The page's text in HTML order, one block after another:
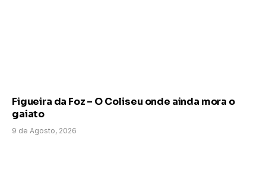
Figueira da Foz – O Coliseu onde ainda mora o
gaiato
9 de Agosto, 2026